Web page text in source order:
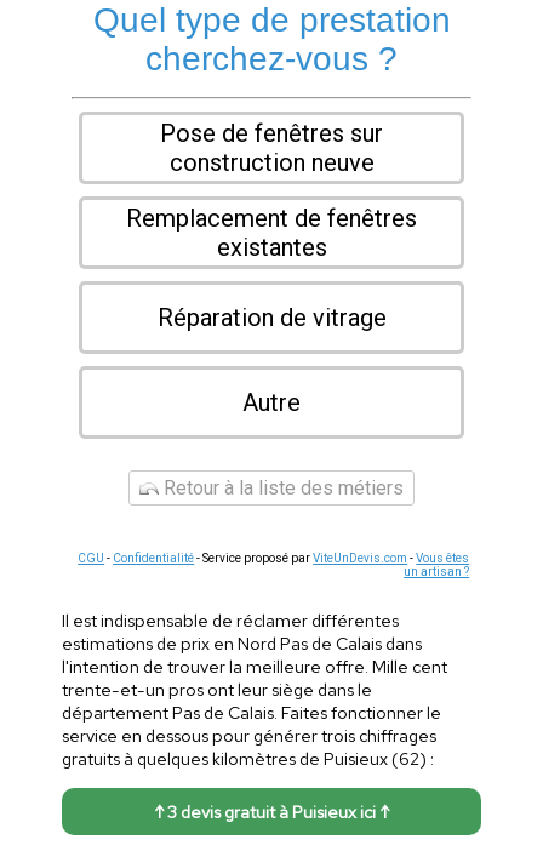
Quel type de prestation
cherchez-vous ?
Pose de fenêtres sur
construction neuve
Remplacement de fenêtres
existantes
Réparation de vitrage
Autre
Retour à la liste des métiers
CGU - Confidentialité- Service proposé parViteUnDevis.com -Vous êtes
un artisan ?
Il est indispensable de réclamer différentes
estimations de prix en Nord Pas de Calais dans
l'intention de trouver la meilleure offre. Mille cent
trente-et-un pros ont leur siège dans le
département Pas de Calais. Faites fonctionner le
service en dessous pour générer trois chiffrages
gratuits à quelques kilomètres de Puisieux (62) :
↑ 3 devis gratuit à Puisieux ici ↑